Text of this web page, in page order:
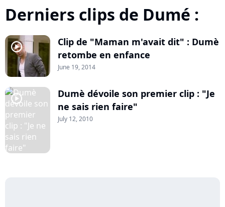
Derniers clips de Dumé :
player2
Clip de "Maman m'avait dit" : Dumè
retombe en enfance
June 19, 2014
player2
Dumè dévoile son premier clip : "Je
ne sais rien faire"
July 12, 2010